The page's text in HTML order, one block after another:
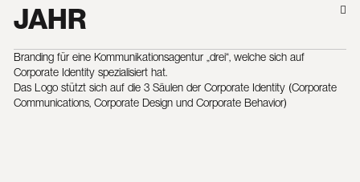
JAHR
Branding für eine Kommunikationsagentur „drei“, welche sich auf
Corporate Identity spezialisiert hat.
Das Logo stützt sich auf die 3 Säulen der Corporate Identity (Corporate
Communications, Corporate Design und Corporate Behavior)